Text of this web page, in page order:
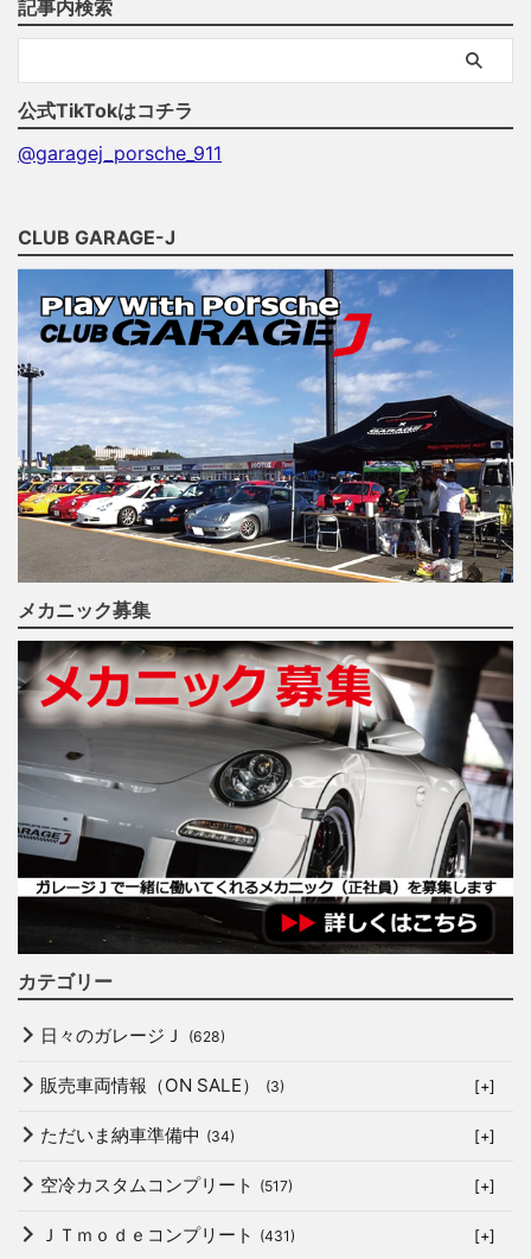
記事内検索
公式TikTokはコチラ
@garagej_porsche_911
CLUB GARAGE-J
メカニック募集
カテゴリー
日々のガレージＪ (628)
販売車両情報（ON SALE） (3) [+]
ただいま納車準備中 (34) [+]
空冷カスタムコンプリート (517) [+]
ＪＴｍｏｄｅコンプリート (431) [+]